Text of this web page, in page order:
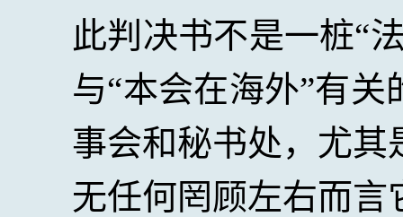
此判决书不是一桩“
与“本会在海外”有
事会和秘书处，尤
无任何罔顾左右而